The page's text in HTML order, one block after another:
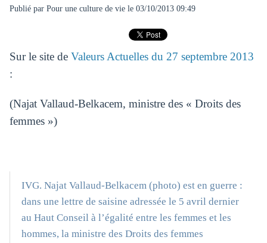
Publié par Pour une culture de viele 03/10/2013 09:49
Sur le site de Valeurs Actuelles du 27 septembre 2013
:
(Najat Vallaud-Belkacem, ministre des « Droits des
femmes »)
IVG. Najat Vallaud-Belkacem (photo) est en guerre :
dans une lettre de saisine adressée le 5 avril dernier
au Haut Conseil à l’égalité entre les femmes et les
hommes, la ministre des Droits des femmes